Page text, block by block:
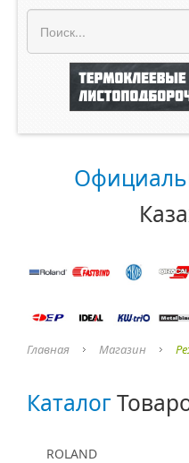
Главная Магазин
Каталог
ROLAND